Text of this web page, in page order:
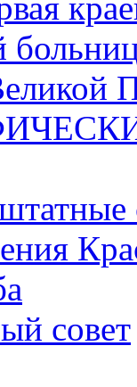
совет